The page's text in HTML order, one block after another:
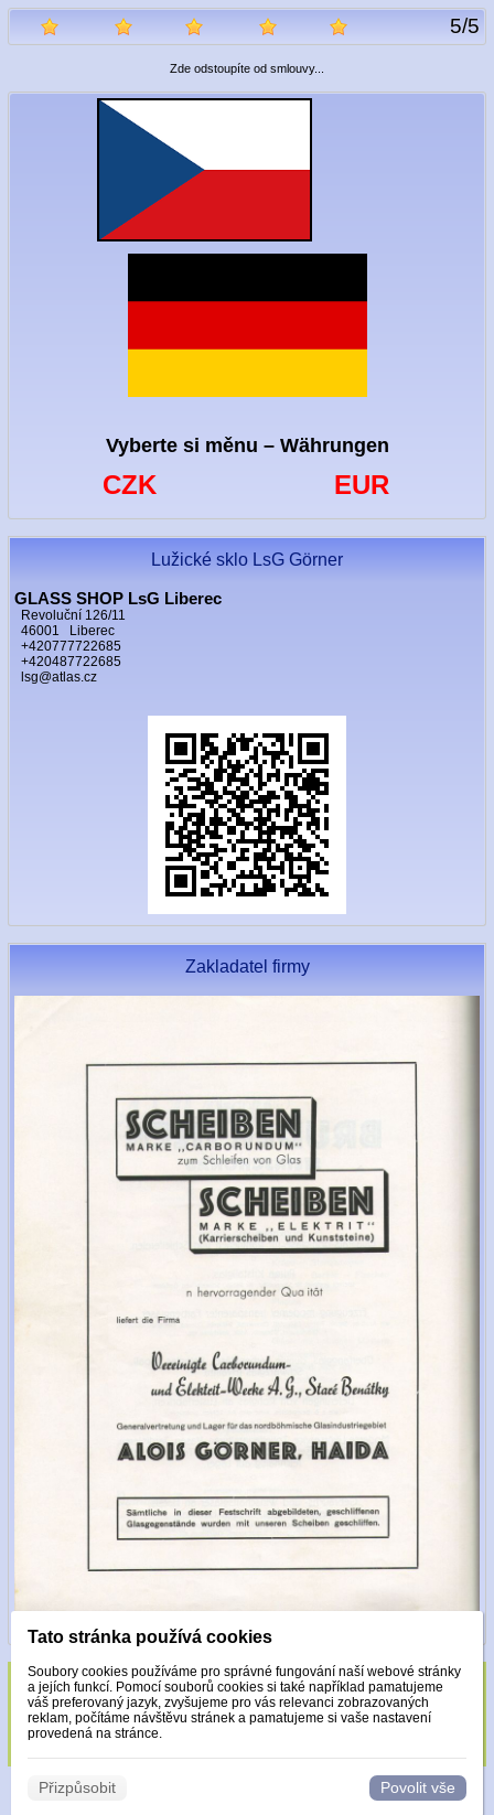
5/5
Zde odstoupíte od smlouvy...
Vyberte si měnu – Währungen
CZK EUR
Lužické sklo LsG Görner
GLASS SHOP LsG Liberec
Revoluční 126/11
46001 Liberec
+420777722685
+420487722685
lsg@atlas.cz
Zakladatel firmy
Sklo zdobeno pouze krystaly Made with
Swarovski.
© 2026 WEXBO | www.wexbo.com
Tato stránka používá cookies
Soubory cookies používáme pro správné fungování naší webové stránky
a jejích funkcí. Pomocí souborů cookies si také například pamatujeme
váš preferovaný jazyk, zvyšujeme pro vás relevanci zobrazovaných
reklam, počítáme návštěvu stránek a pamatujeme si vaše nastavení
provedená na stránce.
Přizpůsobit Povolit vše